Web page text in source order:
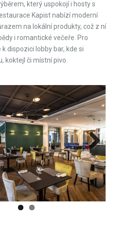
který uspokojí i hosty s
Kapist nabízí moderní
na lokální produkty, což z ní
i romantické večeře. Pro
dispozici lobby bar, kde si
koktejl či místní pivo.
Next